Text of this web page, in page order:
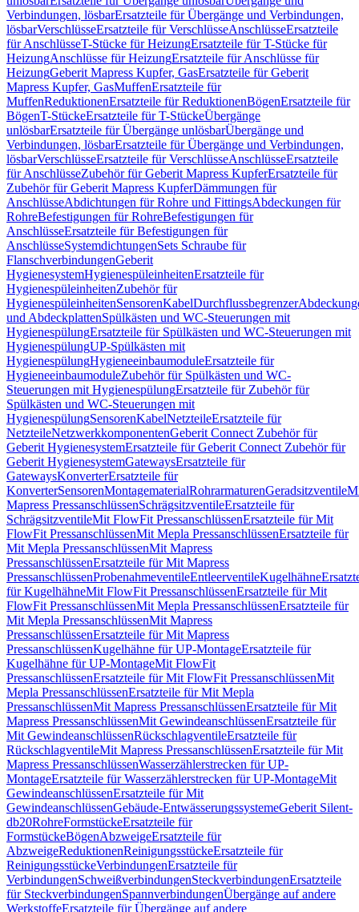
Verbindungen, lösbarErsatzteile für Übergänge und Verbindungen,
lösbarVerschlüsseErsatzteile für VerschlüsseAnschlüsseErsatzteile
für AnschlüsseT-Stücke für HeizungErsatzteile für T-Stücke für
HeizungAnschlüsse für HeizungErsatzteile für Anschlüsse für
HeizungGeberit Mapress Kupfer, GasErsatzteile für Geberit
Mapress Kupfer, GasMuffenErsatzteile für
MuffenReduktionenErsatzteile für ReduktionenBögenErsatzteile für
BögenT-StückeErsatzteile für T-StückeÜbergänge
unlösbarErsatzteile für Übergänge unlösbarÜbergänge und
Verbindungen, lösbarErsatzteile für Übergänge und Verbindungen,
lösbarVerschlüsseErsatzteile für VerschlüsseAnschlüsseErsatzteile
für AnschlüsseZubehör für Geberit Mapress KupferErsatzteile für
Zubehör für Geberit Mapress KupferDämmungen für
AnschlüsseAbdichtungen für Rohre und FittingsAbdeckungen für
RohreBefestigungen für RohreBefestigungen für
AnschlüsseErsatzteile für Befestigungen für
AnschlüsseSystemdichtungenSets Schraube für
FlanschverbindungenGeberit
HygienesystemHygienespüleinheitenErsatzteile für
HygienespüleinheitenZubehör für
HygienespüleinheitenSensorenKabelDurchflussbegrenzer
und AbdeckplattenSpülkästen und WC-Steuerungen mit
HygienespülungErsatzteile für Spülkästen und WC-Steuerungen mit
HygienespülungUP-Spülkästen mit
HygienespülungHygieneeinbaumoduleErsatzteile für
HygieneeinbaumoduleZubehör für Spülkästen und WC-
Steuerungen mit HygienespülungErsatzteile für Zubehör für
Spülkästen und WC-Steuerungen mit
HygienespülungSensorenKabelNetzteileErsatzteile für
NetzteileNetzwerkkomponentenGeberit Connect Zubehör für
Geberit HygienesystemErsatzteile für Geberit Connect Zubehör für
Geberit HygienesystemGatewaysErsatzteile für
GatewaysKonverterErsatzteile für
KonverterSensorenMontagematerialRohrarmaturenGeradsitzventile
Mapress PressanschlüssenSchrägsitzventileErsatzteile für
SchrägsitzventileMit FlowFit PressanschlüssenErsatzteile für Mit
FlowFit PressanschlüssenMit Mepla PressanschlüssenErsatzteile für
Mit Mepla PressanschlüssenMit Mapress
PressanschlüssenErsatzteile für Mit Mapress
PressanschlüssenProbenahmeventileEntleerventileKugelhähne
für KugelhähneMit FlowFit PressanschlüssenErsatzteile für Mit
FlowFit PressanschlüssenMit Mepla PressanschlüssenErsatzteile für
Mit Mepla PressanschlüssenMit Mapress
PressanschlüssenErsatzteile für Mit Mapress
PressanschlüssenKugelhähne für UP-MontageErsatzteile für
Kugelhähne für UP-MontageMit FlowFit
PressanschlüssenErsatzteile für Mit FlowFit PressanschlüssenMit
Mepla PressanschlüssenErsatzteile für Mit Mepla
PressanschlüssenMit Mapress PressanschlüssenErsatzteile für Mit
Mapress PressanschlüssenMit GewindeanschlüssenErsatzteile für
Mit GewindeanschlüssenRückschlagventileErsatzteile für
RückschlagventileMit Mapress PressanschlüssenErsatzteile für Mit
Mapress PressanschlüssenWasserzählerstrecken für UP-
MontageErsatzteile für Wasserzählerstrecken für UP-MontageMit
GewindeanschlüssenErsatzteile für Mit
GewindeanschlüssenGebäude-EntwässerungssystemeGeberit Silent-
db20RohreFormstückeErsatzteile für
FormstückeBögenAbzweigeErsatzteile für
AbzweigeReduktionenReinigungsstückeErsatzteile für
ReinigungsstückeVerbindungenErsatzteile für
VerbindungenSchweißverbindungenSteckverbindungenErsatzteile
für SteckverbindungenSpannverbindungenÜbergänge auf andere
WerkstoffeErsatzteile für Übergänge auf andere